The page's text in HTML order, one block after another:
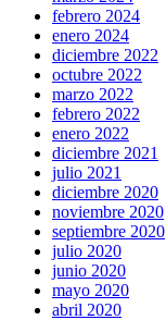
febrero 2024
enero 2024
diciembre 2022
octubre 2022
marzo 2022
febrero 2022
enero 2022
diciembre 2021
julio 2021
diciembre 2020
noviembre 2020
septiembre 2020
julio 2020
junio 2020
mayo 2020
abril 2020